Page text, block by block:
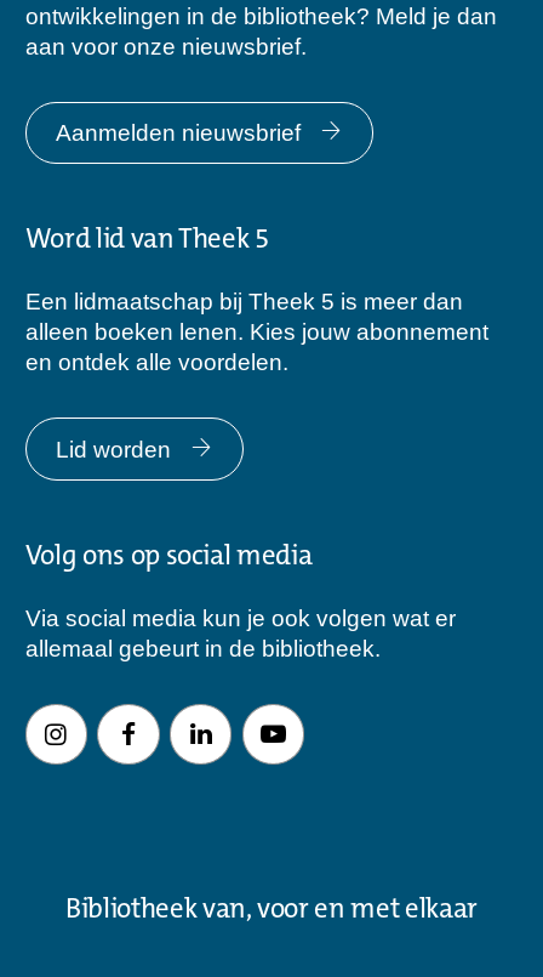
ontwikkelingen in de bibliotheek? Meld je dan
aan voor onze nieuwsbrief.
Aanmelden nieuwsbrief
Word lid van Theek 5
Een lidmaatschap bij Theek 5 is meer dan
alleen boeken lenen. Kies jouw abonnement
en ontdek alle voordelen.
Lid worden
Volg ons op social media
Via social media kun je ook volgen wat er
allemaal gebeurt in de bibliotheek.
Bibliotheek van, voor en met elkaar